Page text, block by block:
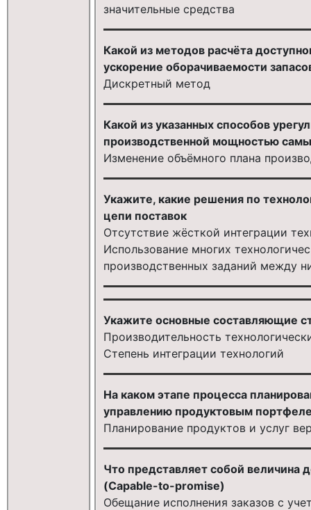
значительные средства
Какой из методов расчёта
ускорение оборачиваемости
Дискретный метод
Какой из указанных способов
производственной мощностью
Изменение объёмного плана
Укажите, какие решения по
цепи поставок
Отсутствие жёсткой интеграции
Использование многих
производственных заданий между
Укажите основные составляющие
Производительность
Степень интеграции технологий
На каком этапе процесса
управлению продуктовым
Планирование продуктов и услуг
Что представляет собой величина
(Capable-to-promise)
Обещание исполнения заказов с